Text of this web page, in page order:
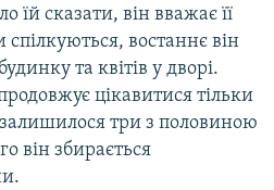
їй сказати, він вважає її
востаннє він
та квітів у дворі.
цікавитися тільки
три з половиною
він збирається